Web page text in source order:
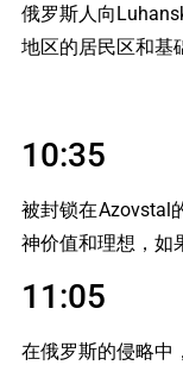
俄罗斯人向
地区的居民区和基
10:35
被封锁在Azovstal
神价值和理想，如
11:05
在俄罗斯的侵略中